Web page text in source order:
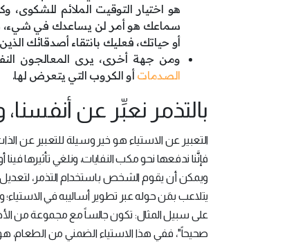
هو اختيار التوقيت الملائم
سماعك هو أمر لن يساعدك في شيء،
أو حياتك، فعليك بانتقاء أصدقائك
ومن جهة أخرى، يرى المعالجون
الصدمات أو الكروب التي يتعرض لها.
بالتذمر نعبِّر عن
التعبير عن الاستياء هو خير وسيلة للتعبير عن
فإنَّنا ندفعها نحو مكب النفايات، ونلغي تأثيرها
ويمكن أن يقوم الشخص باستخدام التذمر،
يتلاعب بمَن حوله عبر تطوير أساليبه في
على سبيل المثال: تكون جالساً مع مجموعة من
صحيحاً"، ففي هذا الاستياء الضمني من الطعام، هو